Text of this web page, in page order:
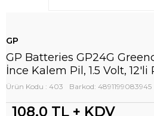
GP
GP Batteries GP24G
İnce Kalem Pil, 1.5 Volt, 12'li
Ürün Kodu : 403 Barkod: 4891199083945
108,0 TL + KDV